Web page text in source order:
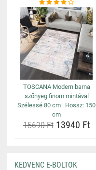
TOSCANA Modern barna
szőnyeg finom mintával
Szélessé 80 cm | Hossz: 150
cm
15690 Ft13940 Ft
KEDVENC E-BOLTOK